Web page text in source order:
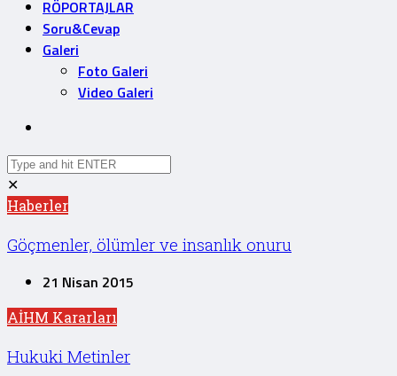
RÖPORTAJLAR
Soru&Cevap
Galeri
Foto Galeri
Video Galeri
✕
Haberler
Göçmenler, ölümler ve insanlık onuru
21 Nisan 2015
AİHM Kararları
Hukuki Metinler